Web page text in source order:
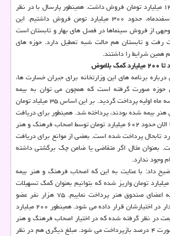
شد، پارسال حدود ۱۲۰ تا ۱۳۰ میلیارد تومان فروش داشت. همینطور پارسال با در نظر
گرفتن تعطیلی سینماها در اسفندماه، حدود ۳۰۰ میلیارد تومن فروش داشتیم. این
از فروش سینماها در فصل های بهار و تابستان است
کلا از دست رفت و تابستان هم حالت شبه تعطیل دارد. حوزه های
همین شرایط را داشتند.
برنامه های این وزارتخانه برای جبران خسارت ها،
حوزه صورت گرفته است که همچون می توان به بیمه
هنرمندان اشاره نمود که در سه ماه اولیه پرداخت گردید. بر این اساس ۳۵ میلیاد تومان
بیمه شده بودند، پرداخته شد. همینطور برای دریافت
تسهیلات با سود ۱۲ درصد، تا الان حدود ۶۰۲ میلیارد تومان توسط اصحاب فرهنک و هنر
که حدود ۱۲۰ میلیارد تابحال پرداخت شده است. بعضی از موانع برای دریافت
بعنوان مثال اگر متقاضی یا ضامن چک برگشتی داشته
وجود ندارد.
داد: با عنایت به این که اصحاب فرهنگ و هنر بیمه
بیکاری کارفرما ندارند، ۱۲۰ میلیارد تومان واریز شده که بتوانیم بعنوان کمک تسهیلات
معیشتی به صورت بلاعوض به اعضای صندوق هنر پرداخت نماییم. ۷۵ هزار نفر عضو
صندوق هنر داریم که این مقدار در اختیارشان قرار داده می شود. همینطور ۲۰۰ میلیارد
در نظر گرفته شده که در اختیار اصحاب فرهنگ و هنر
و رسانه قرار می گیرد و به صورت ۴ درصد بازپرداخت می شود. مبلغ دیگری هم در نظر